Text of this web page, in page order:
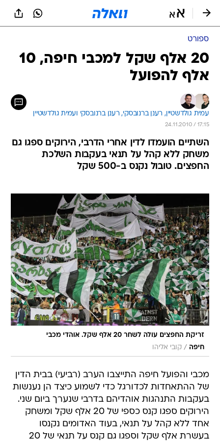
ספורט
20 אלף שקל למכבי חיפה, 10
אלף להפועל
עמית גולדשטיין, רענן ברנובסקי, רענן ברנובסקי ועמית גולדשטיין
24.11.2010 / 17:15
השתיים הועמדו לדין אחרי הדרבי, הירוקים ספגו גם
משחק ללא קהל על תנאי בעקבות השלכת
החפצים. טובול נקנס ב-500 שקל
זריקת החפצים עולה לשחר 20 אלף שקל. אוהדי מכבי
חיפה / קובי אליהו
מכבי והפועל חיפה התייצבו הערב (רביעי) בבית הדין
של ההתאחדות לכדורגל כדי לשמוע כיצד הן נענשות
בעקבות התנהגות אוהדיהם בדרבי שנערך ביום שני.
הירוקים ספגו קנס כספי של 20 אלף שקל ומשחק
אחד ללא קהל על תנאי, בעוד האדומים נקנסו
בעשרת אלף שקל וספגו גם קנס על תנאי של 20